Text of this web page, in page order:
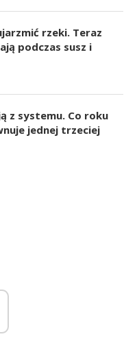
rzeki. Teraz
podczas susz i
z systemu. Co roku
jednej trzeciej